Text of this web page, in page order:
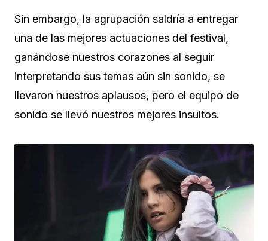
Sin embargo, la agrupación saldría a entregar
una de las mejores actuaciones del festival,
ganándose nuestros corazones al seguir
interpretando sus temas aún sin sonido, se
llevaron nuestros aplausos, pero el equipo de
sonido se llevó nuestros mejores insultos.